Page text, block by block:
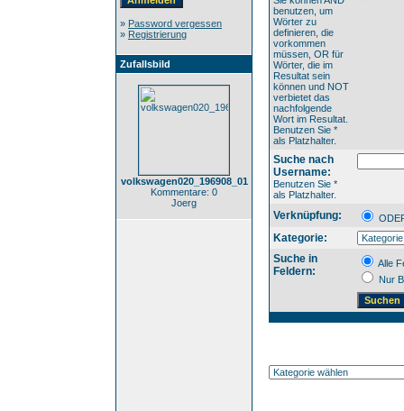
» Password vergessen
» Registrierung
Zufallsbild
volkswagen020_196908_01
Kommentare: 0
Joerg
benutzen, um
Wörter zu
definieren, die
vorkommen
müssen, OR für
Wörter, die im
Resultat sein
können und NOT
verbietet das
nachfolgende
Wort im Resultat.
Benutzen Sie *
als Platzhalter.
Suche nach
Username:
Benutzen Sie *
als Platzhalter.
Verknüpfung:
Kategorie:
Suche in
Feldern:
Alle
Nur